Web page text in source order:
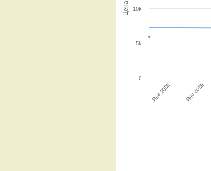
Цена
Янв 2008 Янв 2009
0
5k
10k